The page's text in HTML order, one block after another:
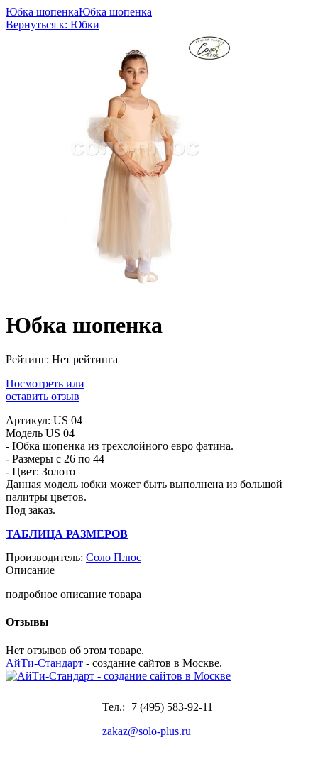
Юбка шопенкаЮбка шопенка
Вернуться к: Юбки
Юбка шопенка
Рейтинг: Нет рейтинга
Посмотреть или
оставить отзыв
Артикул: US 04
Модель US 04
- Юбка шопенка из трехслойного евро фатина.
- Размеры с 26 по 44
- Цвет: Золото
Данная модель юбки может быть выполнена из большой
палитры цветов.
Под заказ.
ТАБЛИЦА РАЗМЕРОВ
Производитель: Соло Плюс
Описание
подробное описание товара
Отзывы
Нет отзывов об этом товаре.
АйТи-Стандарт - создание сайтов в Москве.
Тел.:+7 (495) 583-92-11
zakaz@solo-plus.ru